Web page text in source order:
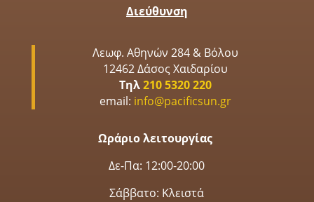
Διεύθυνση
Λεωφ. Αθηνών 284 & Βόλου
12462 Δάσος Χαιδαρίου
Τηλ210 5320 220
email: info@pacificsun.gr
Ωράριο λειτουργίας
Δε-Πα: 12:00-20:00
Σάββατο: Κλειστά